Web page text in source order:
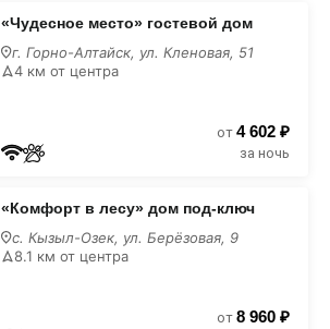
«Чудесное место» гостевой дом
г. Горно-Алтайск, ул. Кленовая, 51
4 км от центра
от 4 602 ₽
за ночь
«Комфорт в лесу» дом под-ключ
с. Кызыл-Озек, ул. Берёзовая, 9
8.1 км от центра
от 8 960 ₽